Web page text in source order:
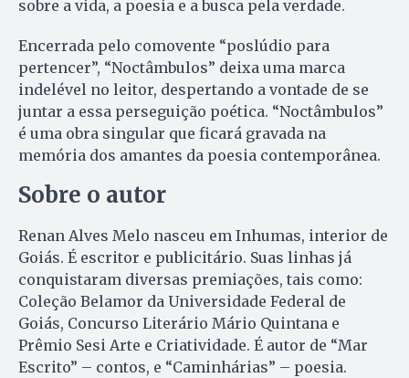
sobre a vida, a poesia e a busca pela verdade.
Encerrada pelo comovente “poslúdio para
pertencer”, “Noctâmbulos” deixa uma marca
indelével no leitor, despertando a vontade de se
juntar a essa perseguição poética. “Noctâmbulos”
é uma obra singular que ficará gravada na
memória dos amantes da poesia contemporânea.
Sobre o autor
Renan Alves Melo nasceu em Inhumas, interior de
Goiás. É escritor e publicitário. Suas linhas já
conquistaram diversas premiações, tais como:
Coleção Belamor da Universidade Federal de
Goiás, Concurso Literário Mário Quintana e
Prêmio Sesi Arte e Criatividade. É autor de “Mar
Escrito” – contos, e “Caminhárias” – poesia.